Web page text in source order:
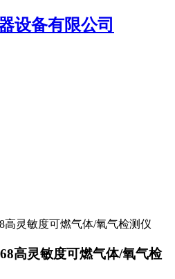
高灵敏度可燃气体/氧气检